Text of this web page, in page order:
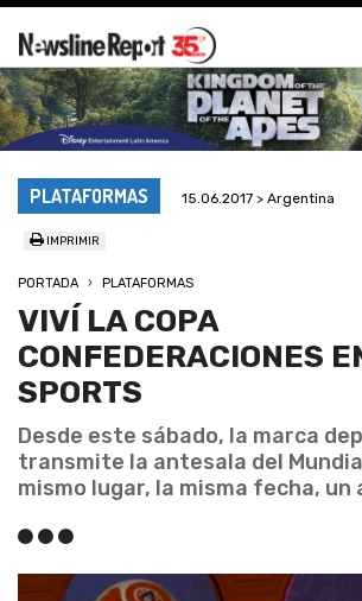
PLATAFORMAS 15.06.2017 > Argentina
IMPRIMIR
PORTADA PLATAFORMAS
VIVÍ LA COPA
CONFEDERACIONES
SPORTS
Desde este sábado, la marca
transmite la antesala del
mismo lugar, la misma fecha, un